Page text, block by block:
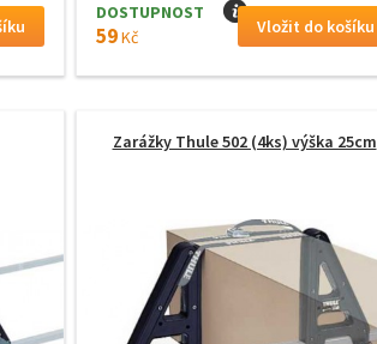
DOSTUPNOST I
59Kč
Zarážky Thule 502 (4ks) výška 25cm